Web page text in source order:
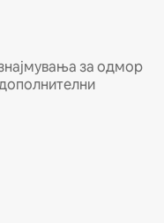
за одмор